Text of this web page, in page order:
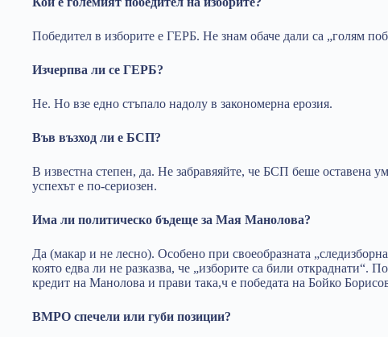
Победител в изборите е ГЕРБ. Не знам обаче дали са „голям
Изчерпва ли се ГЕРБ?
Не. Но взе едно стъпало надолу в закономерна ерозия.
Във възход ли е БСП?
В известна степен, да. Не забравяяйте, че БСП беше оставена
успехът е по-сериозен.
Има ли политическо бъдеще за Мая Манолова?
Да (макар и не лесно). Особено при своеобразната
която едва ли не разказва, че „изборите са били откраднати“.
кредит на Манолова и прави така,ч е победата на Бойко
ВМРО спечели или губи позиции?